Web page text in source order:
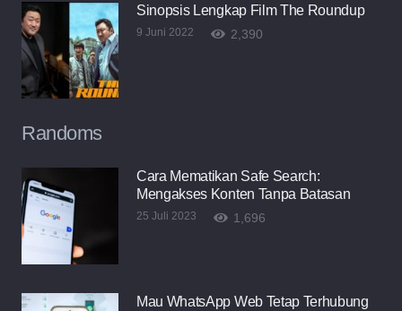
Sinopsis Lengkap Film The Roundup
9 Juni 2022 2,390
Randoms
Cara Mematikan Safe Search:
Mengakses Konten Tanpa Batasan
25 Juli 2023 1,696
Mau WhatsApp Web Tetap Terhubung